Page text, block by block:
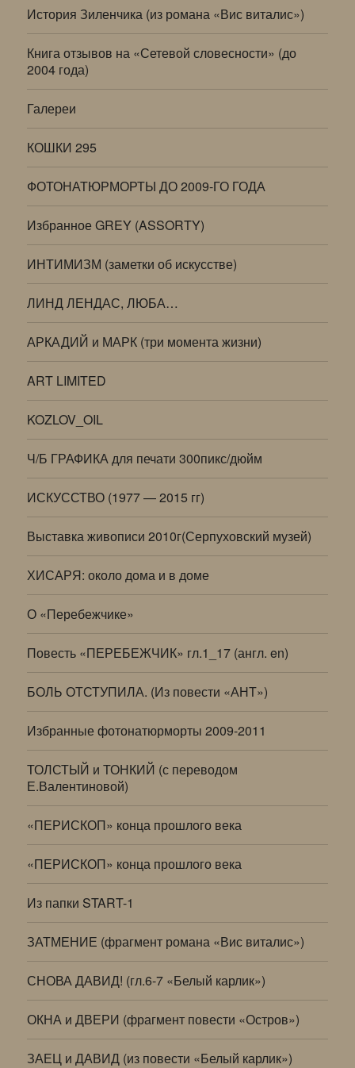
История Зиленчика (из романа «Вис виталис»)
Книга отзывов на «Сетевой словесности» (до
2004 года)
Галереи
КОШКИ 295
ФОТОНАТЮРМОРТЫ ДО 2009-ГО ГОДА
Избранное GREY (ASSORTY)
ИНТИМИЗМ (заметки об искусстве)
ЛИНД ЛЕНДАС, ЛЮБА…
АРКАДИЙ и МАРК (три момента жизни)
ART LIMITED
KOZLOV_OIL
Ч/Б ГРАФИКА для печати 300пикс/дюйм
ИСКУССТВО (1977 — 2015 гг)
Выставка живописи 2010г(Серпуховский музей)
ХИСАРЯ: около дома и в доме
О «Перебежчике»
Повесть «ПЕРЕБЕЖЧИК» гл.1_17 (англ. en)
БОЛЬ ОТСТУПИЛА. (Из повести «АНТ»)
Избранные фотонатюрморты 2009-2011
ТОЛСТЫЙ и ТОНКИЙ (с переводом
Е.Валентиновой)
«ПЕРИСКОП» конца прошлого века
«ПЕРИСКОП» конца прошлого века
Из папки START-1
ЗАТМЕНИЕ (фрагмент романа «Вис виталис»)
СНОВА ДАВИД! (гл.6-7 «Белый карлик»)
ОКНА и ДВЕРИ (фрагмент повести «Остров»)
ЗАЕЦ и ДАВИД (из повести «Белый карлик»)